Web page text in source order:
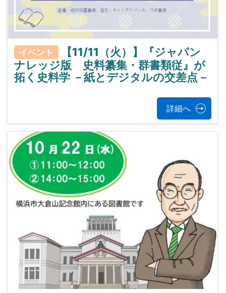
イベント
【11/11（火）】『ジャパン
ナレッジ版 史料纂集・群書類従』が
拓く史料学 －紙とデジタルの交差点－
詳細へ